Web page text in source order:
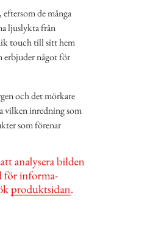
de många
ljuslykta från
touch till sitt hem
erbjuder något för
och det mörkare
vilken inredning som
som förenar